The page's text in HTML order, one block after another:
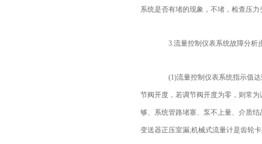
系统是否有堵的现象，不堵，检查压
3.流量控制仪表系统故障分析
(1)流量控制仪表系统指示值达
节阀开度，若调节阀开度为零，则常
够、系统管路堵塞、泵不上量、介质
变送器正压室漏;机械式流量计是齿轮